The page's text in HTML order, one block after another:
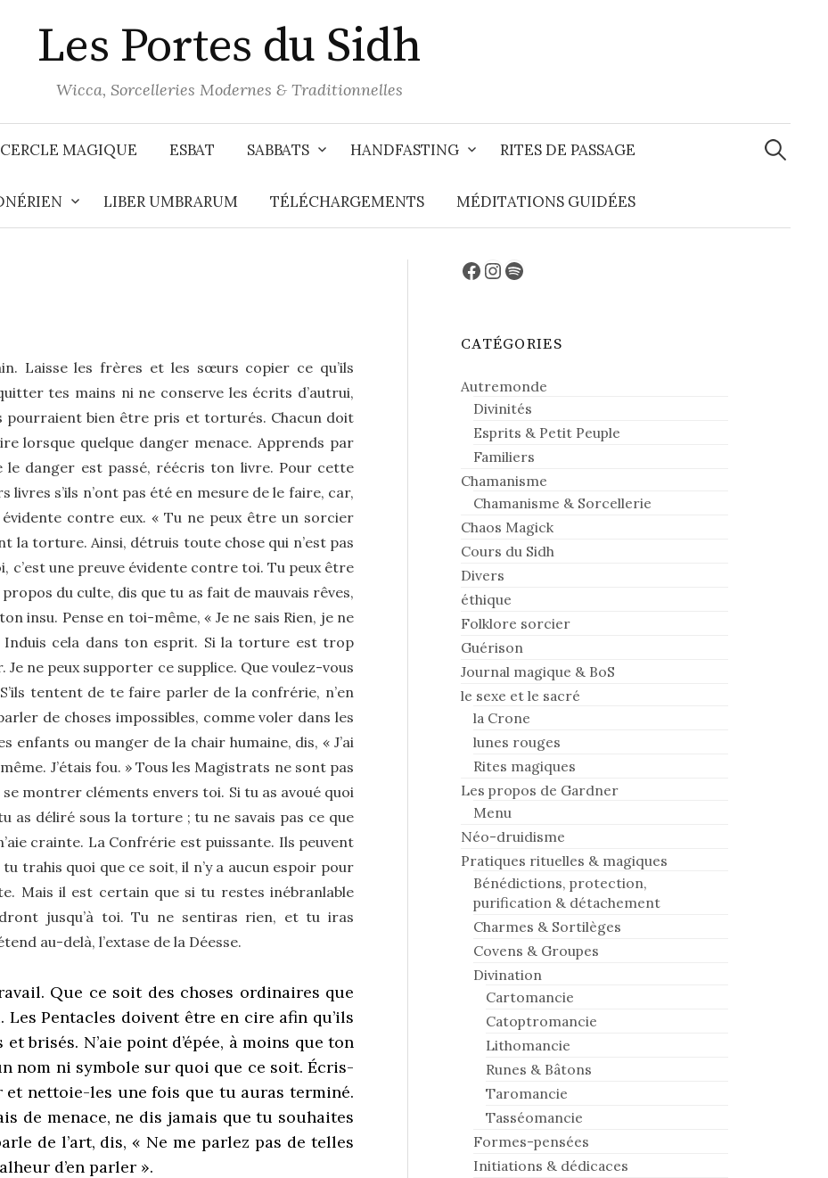
Les Portes du Sidh
Wicca, Sorcelleries Modernes & Traditionnelles
CERCLE MAGIQUE ESBAT SABBATS HANDFASTING RITES DE PASSAGE
LIBER UMBRARUM TÉLÉCHARGEMENTS MÉDITATIONS GUIDÉES
Laisse les frères et les sœurs copier ce qu’ils
tes mains ni ne conserve les écrits d’autrui,
bien être pris et torturés. Chacun doit
lorsque quelque danger menace. Apprends par
danger est passé, réécris ton livre. Pour cette
s’ils n’ont pas été en mesure de le faire, car,
évidente contre eux. « Tu ne peux être un sorcier
la torture. Ainsi, détruis toute chose qui n’est pas
c’est une preuve évidente contre toi. Tu peux être
du culte, dis que tu as fait de mauvais rêves,
insu. Pense en toi-même, « Je ne sais Rien, je ne
Induis cela dans ton esprit. Si la torture est trop
Je ne peux supporter ce supplice. Que voulez-vous
tentent de te faire parler de la confrérie, n’en
de choses impossibles, comme voler dans les
enfants ou manger de la chair humaine, dis, « J’ai
J’étais fou. » Tous les Magistrats ne sont pas
se montrer cléments envers toi. Si tu as avoué quoi
as déliré sous la torture ; tu ne savais pas ce que
crainte. La Confrérie est puissante. Ils peuvent
trahis quoi que ce soit, il n’y a aucun espoir pour
Mais il est certain que si tu restes inébranlable
jusqu’à toi. Tu ne sentiras rien, et tu iras
au-delà, l’extase de la Déesse.
Que ce soit des choses ordinaires que
Pentacles doivent être en cire afin qu’ils
brisés. N’aie point d’épée, à moins que ton
nom ni symbole sur quoi que ce soit. Écris-
et nettoie-les une fois que tu auras terminé.
de menace, ne dis jamais que tu souhaites
de l’art, dis, « Ne me parlez pas de telles
d’en parler ».
Facebook
Instagram
Spotify
CATÉGORIES
Autremonde
Divinités
Esprits & Petit Peuple
Familiers
Chamanisme
Chamanisme & Sorcellerie
Chaos Magick
Cours du Sidh
Divers
éthique
Folklore sorcier
Guérison
Journal magique & BoS
le sexe et le sacré
la Crone
lunes rouges
Rites magiques
Les propos de Gardner
Menu
Néo-druidisme
Pratiques rituelles & magiques
Bénédictions, protection,
purification & détachement
Charmes & Sortilèges
Covens & Groupes
Divination
Cartomancie
Catoptromancie
Lithomancie
Runes & Bâtons
Taromancie
Tasséomancie
Formes-pensées
Initiations & dédicaces